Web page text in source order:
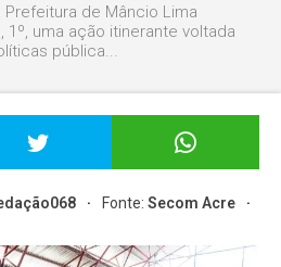
de Mâncio Lima
uma ação itinerante voltada
pública...
Fonte:Secom Acre